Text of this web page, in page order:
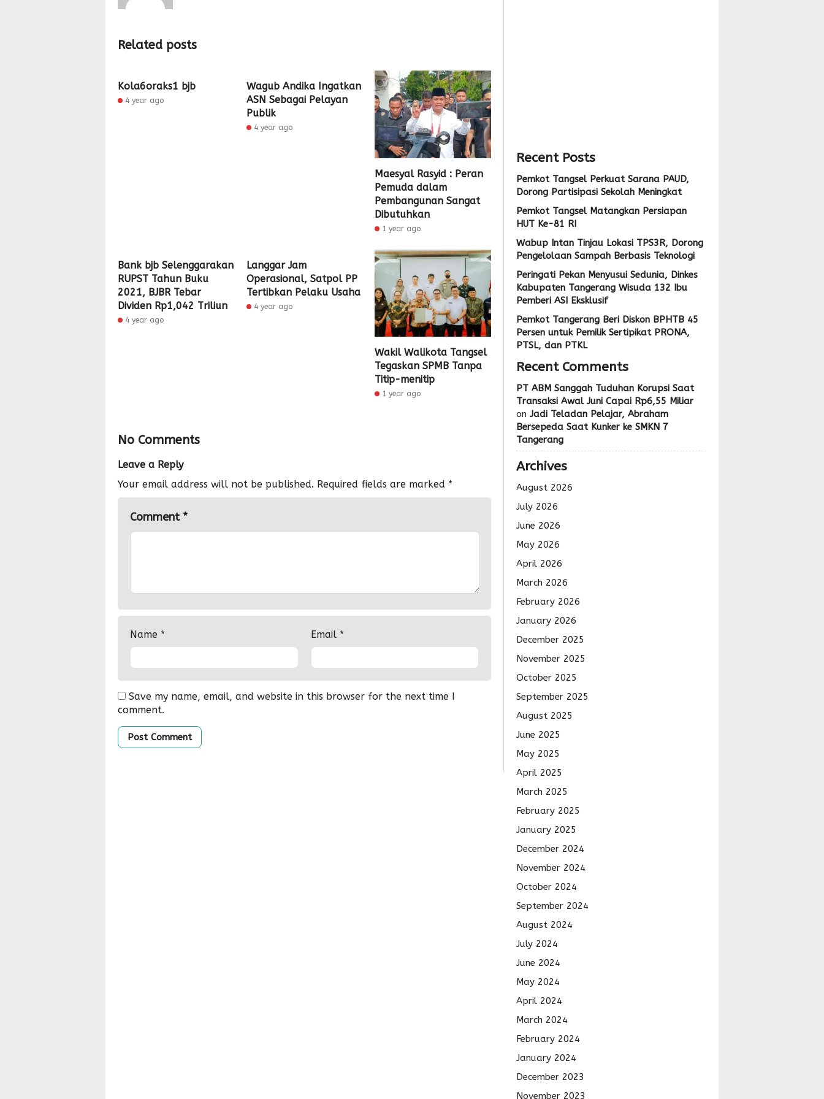
Related posts
Kola6oraks1 bjb
4 year ago
Wagub Andika Ingatkan
ASN Sebagai Pelayan
Publik
4 year ago
Maesyal Rasyid : Peran
Pemuda dalam
Pembangunan Sangat
Dibutuhkan
1 year ago
Bank bjb Selenggarakan
RUPST Tahun Buku
2021, BJBR Tebar
Dividen Rp1,042 Triliun
4 year ago
Langgar Jam
Operasional, Satpol PP
Tertibkan Pelaku Usaha
4 year ago
Wakil Walikota Tangsel
Tegaskan SPMB Tanpa
Titip-menitip
1 year ago
No Comments
Leave a Reply
Your email address will not be published. Required fields are marked *
Comment *
Name * Email *
Save my name, email, and website in this browser for the next time I
comment.
Recent Posts
Pemkot Tangsel Perkuat Sarana PAUD,
Dorong Partisipasi Sekolah Meningkat
Pemkot Tangsel Matangkan Persiapan
HUT Ke-81 RI
Wabup Intan Tinjau Lokasi TPS3R, Dorong
Pengelolaan Sampah Berbasis Teknologi
Peringati Pekan Menyusui Sedunia, Dinkes
Kabupaten Tangerang Wisuda 132 Ibu
Pemberi ASI Eksklusif
Pemkot Tangerang Beri Diskon BPHTB 45
Persen untuk Pemilik Sertipikat PRONA,
PTSL, dan PTKL
Recent Comments
PT ABM Sanggah Tuduhan Korupsi Saat
Transaksi Awal Juni Capai Rp6,55 Miliar
on Jadi Teladan Pelajar, Abraham
Bersepeda Saat Kunker ke SMKN 7
Tangerang
Archives
August 2026
July 2026
June 2026
May 2026
April 2026
March 2026
February 2026
January 2026
December 2025
November 2025
October 2025
September 2025
August 2025
June 2025
May 2025
April 2025
March 2025
February 2025
January 2025
December 2024
November 2024
October 2024
September 2024
August 2024
July 2024
June 2024
May 2024
April 2024
March 2024
February 2024
January 2024
December 2023
November 2023